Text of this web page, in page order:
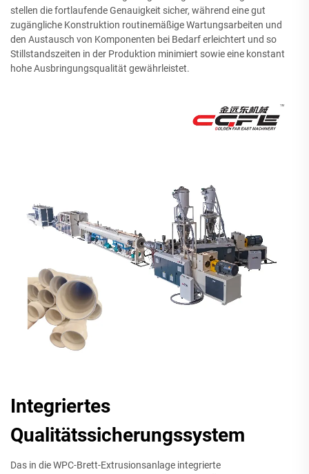
stellen die fortlaufende Genauigkeit sicher, während eine gut
zugängliche Konstruktion routinemäßige Wartungsarbeiten und
den Austausch von Komponenten bei Bedarf erleichtert und so
Stillstandszeiten in der Produktion minimiert sowie eine konstant
hohe Ausbringungsqualität gewährleistet.
Integriertes
Qualitätssicherungssystem
Das in die WPC-Brett-Extrusionsanlage integrierte